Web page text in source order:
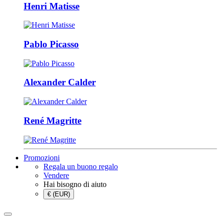
Henri Matisse
Pablo Picasso
Alexander Calder
René Magritte
Promozioni
Regala un buono regalo
Vendere
Hai bisogno di aiuto
€ (EUR)